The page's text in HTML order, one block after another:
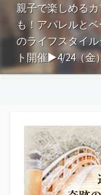
親子で楽しめる
も！アパレルと
のライフスタイ
ト開催▶4/24（金